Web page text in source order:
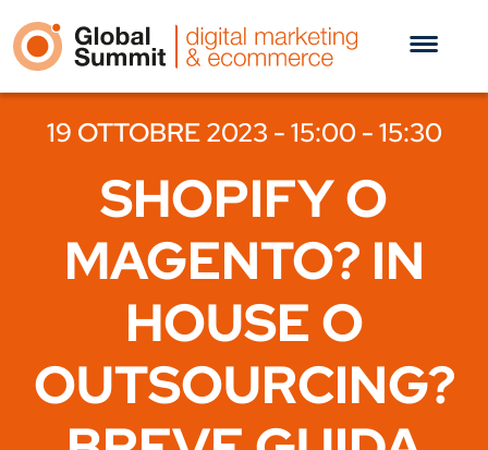
19 OTTOBRE 2023 - 15:00 - 15:30
SHOPIFY O
MAGENTO? IN
HOUSE O
OUTSOURCING?